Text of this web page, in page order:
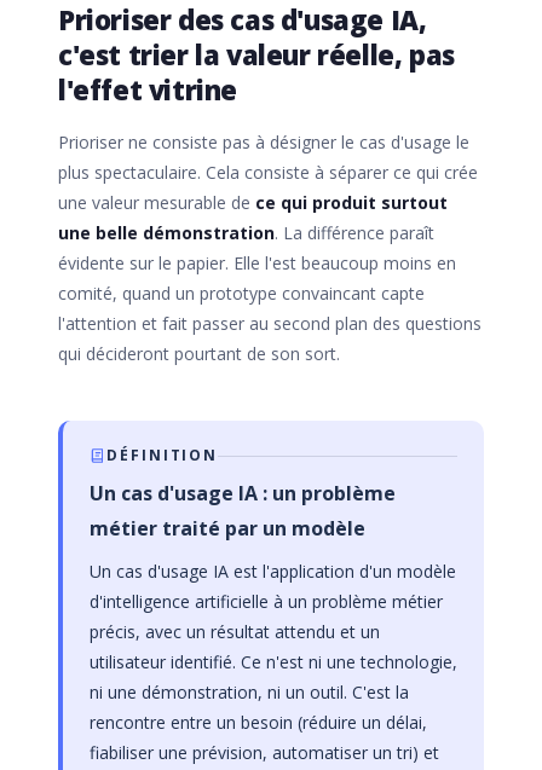
Prioriser des cas d'usage IA,
c'est trier la valeur réelle, pas
l'effet vitrine
Prioriser ne consiste pas à désigner le cas d'usage le
plus spectaculaire. Cela consiste à séparer ce qui crée
une valeur mesurable de ce qui produit surtout
une belle démonstration. La différence paraît
évidente sur le papier. Elle l'est beaucoup moins en
comité, quand un prototype convaincant capte
l'attention et fait passer au second plan des questions
qui décideront pourtant de son sort.
DÉFINITION
Un cas d'usage IA : un problème
métier traité par un modèle
Un cas d'usage IA est l'application d'un modèle
d'intelligence artificielle à un problème métier
précis, avec un résultat attendu et un
utilisateur identifié. Ce n'est ni une technologie,
ni une démonstration, ni un outil. C'est la
rencontre entre un besoin (réduire un délai,
fiabiliser une prévision, automatiser un tri) et